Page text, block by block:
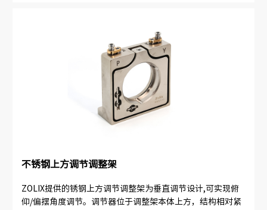
不锈钢上方调节调整架
ZOLIX提供的锈钢上方调节调整架为垂直调节设计,可实现俯
仰/偏摆角度调节。调节器位于调整架本体上方，结构相对紧